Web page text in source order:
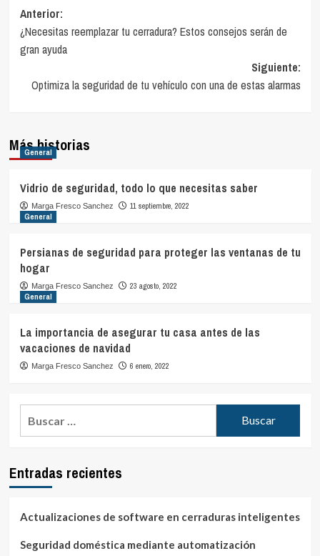
Navegación
de
entradas
Anterior:
¿Necesitas reemplazar tu cerradura? Estos consejos serán de
gran ayuda
Siguiente:
Optimiza la seguridad de tu vehículo con una de estas alarmas
Más historias
General
Vidrio de seguridad, todo lo que necesitas saber
Marga Fresco Sanchez
11 septiembre, 2022
General
Persianas de seguridad para proteger las ventanas de tu
hogar
Marga Fresco Sanchez
23 agosto, 2022
General
La importancia de asegurar tu casa antes de las
vacaciones de navidad
Marga Fresco Sanchez 6 enero, 2022
Entradas recientes
Actualizaciones de software en cerraduras inteligentes
Seguridad doméstica mediante automatización